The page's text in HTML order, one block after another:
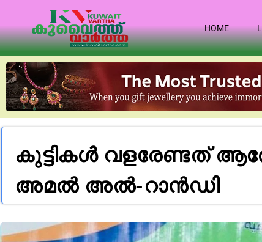
HOME
കുട്ടികൾ വളരേണ്ടത്
അമൽ അൽ-റാൻഡി